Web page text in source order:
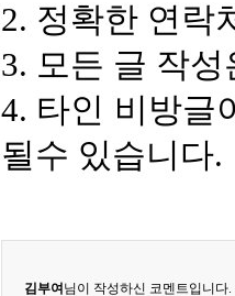
2. 정확한 연락
3. 모든 글 작
4. 타인 비방글
될수 있습니다.
김부여 님이 작성하신 코멘트입니다.